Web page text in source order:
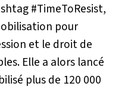
#TimeToResist,
pour
et le droit de
Elle a alors lancé
plus de 120 000